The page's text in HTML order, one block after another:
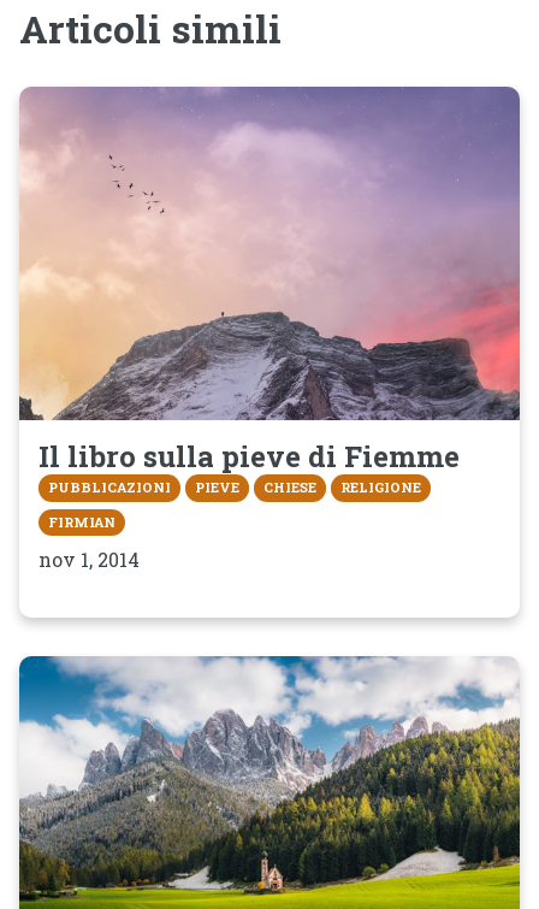
Articoli simili
Il libro sulla pieve di Fiemme
PUBBLICAZIONI PIEVE CHIESE
RELIGIONE
FIRMIAN
nov 1, 2014